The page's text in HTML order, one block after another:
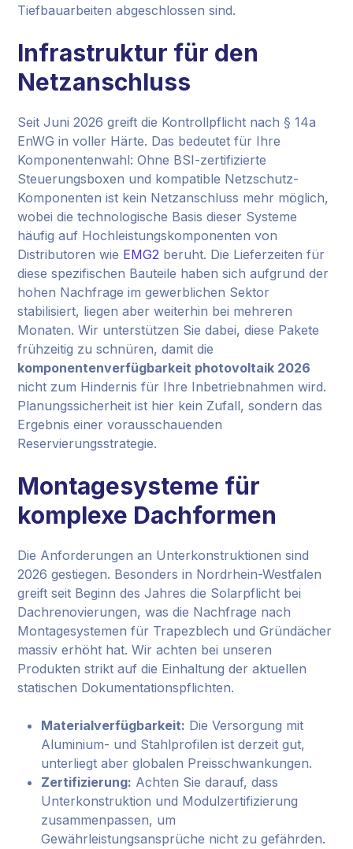
Tiefbauarbeiten abgeschlossen sind.
Infrastruktur für den
Netzanschluss
Seit Juni 2026 greift die Kontrollpflicht nach § 14a
EnWG in voller Härte. Das bedeutet für Ihre
Komponentenwahl: Ohne BSI-zertifizierte
Steuerungsboxen und kompatible Netzschutz-
Komponenten ist kein Netzanschluss mehr möglich,
wobei die technologische Basis dieser Systeme
häufig auf Hochleistungskomponenten von
Distributoren wie EMG2 beruht. Die Lieferzeiten für
diese spezifischen Bauteile haben sich aufgrund der
hohen Nachfrage im gewerblichen Sektor
stabilisiert, liegen aber weiterhin bei mehreren
Monaten. Wir unterstützen Sie dabei, diese Pakete
frühzeitig zu schnüren, damit die
komponentenverfügbarkeit photovoltaik 2026
nicht zum Hindernis für Ihre Inbetriebnahmen wird.
Planungssicherheit ist hier kein Zufall, sondern das
Ergebnis einer vorausschauenden
Reservierungsstrategie.
Montagesysteme für
komplexe Dachformen
Die Anforderungen an Unterkonstruktionen sind
2026 gestiegen. Besonders in Nordrhein-Westfalen
greift seit Beginn des Jahres die Solarpflicht bei
Dachrenovierungen, was die Nachfrage nach
Montagesystemen für Trapezblech und Gründächer
massiv erhöht hat. Wir achten bei unseren
Produkten strikt auf die Einhaltung der aktuellen
statischen Dokumentationspflichten.
Materialverfügbarkeit: Die Versorgung mit
Aluminium- und Stahlprofilen ist derzeit gut,
unterliegt aber globalen Preisschwankungen.
Zertifizierung: Achten Sie darauf, dass
Unterkonstruktion und Modulzertifizierung
zusammenpassen, um
Gewährleistungsansprüche nicht zu gefährden.